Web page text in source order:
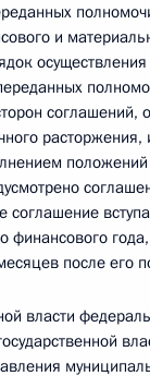
и
соглашений,
соглашение
финансового
после его
власти